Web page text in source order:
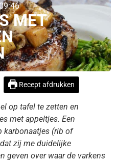
MET
Recept afdrukken
op tafel te zetten en
met appeltjes. Een
karbonaatjes (rib of
zij me duidelijke
geven over waar de varkens